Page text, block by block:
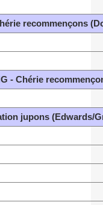
recommençons
- Chérie
jupons (Edwards/